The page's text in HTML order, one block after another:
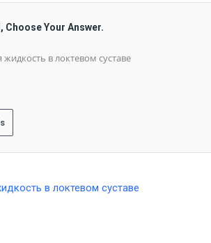
Choose Your Answer.
жидкость в локтевом суставе